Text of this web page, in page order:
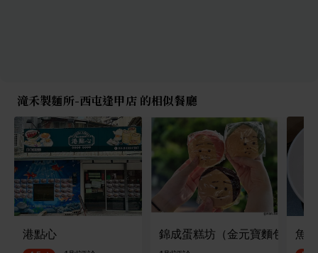
滝禾製麵所-西屯逢甲店 的相似餐廳
港點心 錦成蛋糕坊（金元寶麵包） 魚